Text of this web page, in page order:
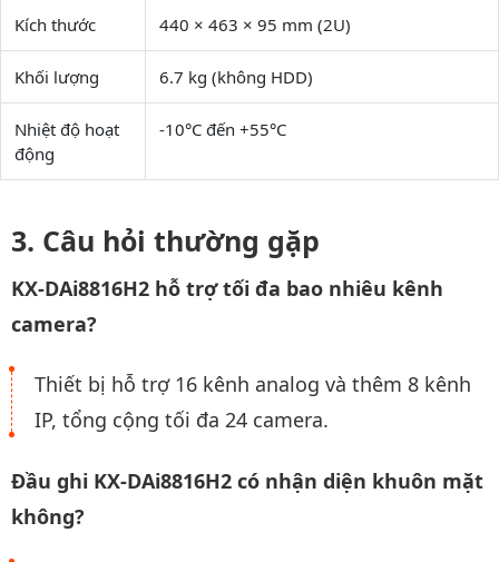
Kích thước 440 × 463 × 95 mm (2U)
Khối lượng 6.7 kg (không HDD)
Nhiệt độ hoạt
động
-10°C đến +55°C
Câu hỏi thường gặp
KX-DAi8816H2 hỗ trợ tối đa bao nhiêu kênh
camera?
Thiết bị hỗ trợ 16 kênh analog và thêm 8 kênh
IP, tổng cộng tối đa 24 camera.
Đầu ghi KX-DAi8816H2 có nhận diện khuôn mặt
không?